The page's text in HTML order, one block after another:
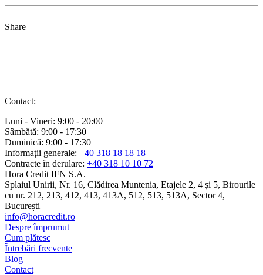
Share
Contact:
Luni - Vineri: 9:00 - 20:00
Sâmbătă: 9:00 - 17:30
Duminică: 9:00 - 17:30
Informaţii generale: +40 318 18 18 18
Contracte în derulare: +40 318 10 10 72
Hora Credit IFN S.A.
Splaiul Unirii, Nr. 16, Clădirea Muntenia, Etajele 2, 4 și 5, Birourile
cu nr. 212, 213, 412, 413, 413A, 512, 513, 513A, Sector 4,
București
info@horacredit.ro
Despre împrumut
Cum plătesc
Întrebări frecvente
Blog
Contact